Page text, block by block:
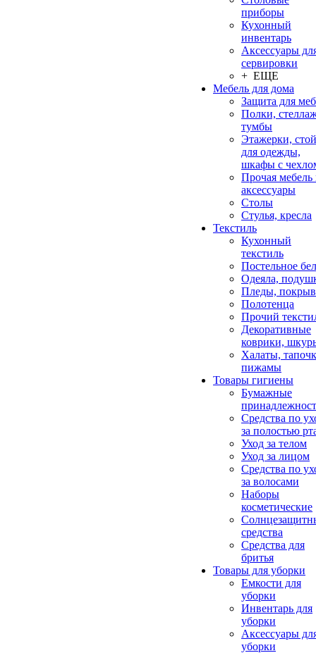
приборы
Кухонный
инвентарь
Аксессуары
сервировки
+ ЕЩЕ
Мебель для дома
Защита для
Полки,
тумбы
Этажерки,
для одежды,
шкафы с
Прочая мебель
аксессуары
Столы
Стулья, кресла
Текстиль
Кухонный
текстиль
Постельное
Одеяла,
Пледы,
Полотенца
Прочий
Декоративные
коврики,
Халаты,
пижамы
Товары гигиены
Бумажные
Средства по
за полостью
Уход за телом
Уход за лицом
Средства по
за волосами
Наборы
косметические
средства
Средства для
бритья
Товары для уборки
Емкости для
уборки
Инвентарь для
уборки
Аксессуары
уборки